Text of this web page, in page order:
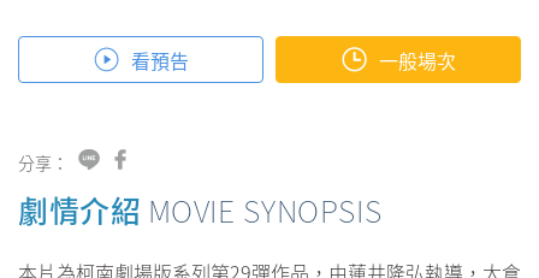
看預告 一般場次
劇情介紹 MOVIE SYNOPSIS
分享：
本片為柯南劇場版系列第29彈作品，由蓮井隆弘執導，大倉